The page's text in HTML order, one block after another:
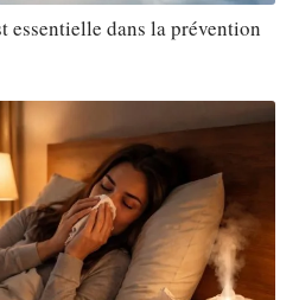
essentielle dans la prévention